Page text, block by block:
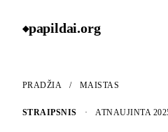
◆papildai.org
PRADŽIA / MAISTAS
STRAIPSNIS · ATNAUJINTA